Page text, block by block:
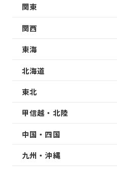
関東
関西
東海
北海道
東北
甲信越・北陸
中国・四国
九州・沖縄